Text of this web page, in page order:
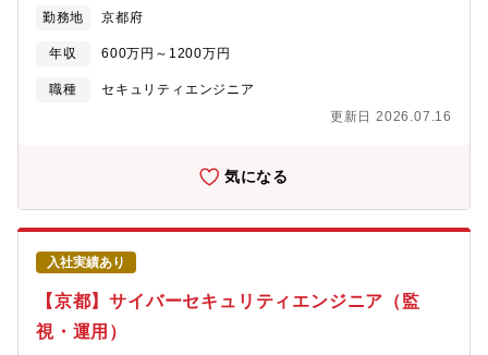
「広域型地方銀行」を標榜した広域化戦略を推進してきたことに
県、兵庫県、奈良県）、愛知県、東京都にまで広がり、各店舗が
おります。【事業の強み】・預金、譲渡性預金…これまでの歴史
から、挑戦し続けることにより、全国の地銀トップ10に入るまで
本比率…国内基準12.56％と、法令に定められている健全な基準で
【現在の挑戦】京都府は、都道府県内企業に占める創業100年を超
ら注目されるベンチャー企業が集まる非常に魅力的なエリアで
す。京都銀行は、そんな魅力的な特徴を持つエリアでお客様と共
に成長し、名だたる京都企業からの良質な配当金収入もあり、株
用管理、行内・グループ会社からの相談事項への専門的知見を活
かしたアドバイス、各種DX関連プロジェクトの推進支援、各種監
査や照会対応の支援などをお任せします。【募集部門】 システム
部 【事業の特徴】当行では、「広域型地方銀行」を標榜した広域
県（京都府、大阪府、滋賀県、兵庫県、奈良県）、愛知県、東京
に根ざした活動を展開しております。【事業の強み】・預金、譲
渡性預金…これまでの歴史から、挑戦し続けることにより、全国
の地銀トップ10に入るまで成長しています。・店舗数…2000年以
降、店舗は50ヶ店以上新設し、全国174ヶ所とネットワークを拡
充しています。・連結自己資本比率…国内基準12.56％と、法令に
定められている健全な基準である4％を大きく上回っています。・
格付け…安全性、健全性を示す格付けランクで、株式会社格付投
資情報センターA、スタンダード＆プアーズ社A-と、上位に位置す
る格付けを取得しています。【現在の挑戦】京都府は、都道府県
勤務地 京都府
年収 600万円～1200万円
職種
セキュリティエンジニア
更新日 2026.07.16
気になる
入社実績あり
【京都】サイバーセキュリティエンジニア（監
視・運用）